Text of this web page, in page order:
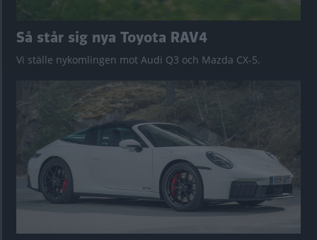
Så står sig nya Toyota RAV4
Vi ställe nykomlingen mot Audi Q3 och Mazda CX-5.